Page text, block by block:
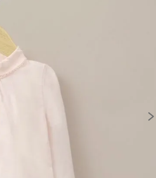
9.
zapatillas niño